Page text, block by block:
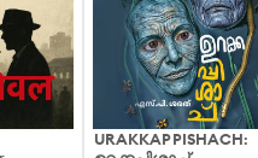
URAKKAPPISHACH: